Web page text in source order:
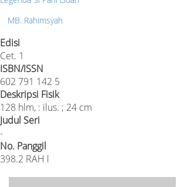
MB. Rahimsyah
Edisi
Cet. 1
ISBN/ISSN
602 791 142 5
Deskripsi Fisik
128 hlm, : ilus. ; 24 cm
Judul Seri
-
No. Panggil
398.2 RAH l